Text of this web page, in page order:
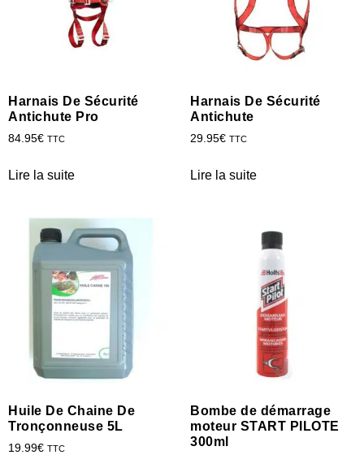
Harnais De Sécurité
Antichute Pro
84.95€ TTC
Lire la suite
Harnais De Sécurité
Antichute
29.95€ TTC
Lire la suite
Huile De Chaine De
Tronçonneuse 5L
19.99€ TTC
Bombe de démarrage
moteur START PILOTE
300ml